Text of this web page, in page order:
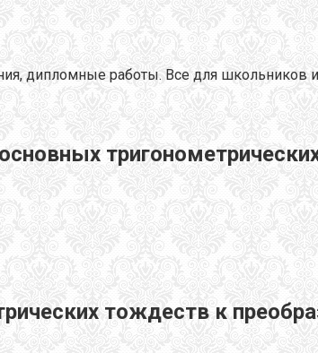
дипломные работы. Все для школьников и
тождеств к